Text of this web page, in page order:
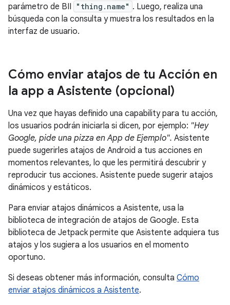
parámetro de BII
"thing.name" . Luego, realiza una
búsqueda con la consulta y muestra los resultados en la
interfaz de usuario.
Cómo enviar atajos de tu Acción en
la app a Asistente (opcional)
Una vez que hayas definido una capability para tu acción,
los usuarios podrán iniciarla si dicen, por ejemplo: "Hey
Google, pide una pizza en App de Ejemplo". Asistente
puede sugerirles atajos de Android a tus acciones en
momentos relevantes, lo que les permitirá descubrir y
reproducir tus acciones. Asistente puede sugerir atajos
dinámicos y estáticos.
Para enviar atajos dinámicos a Asistente, usa la
biblioteca de integración de atajos de Google. Esta
biblioteca de Jetpack permite que Asistente adquiera tus
atajos y los sugiera a los usuarios en el momento
oportuno.
Si deseas obtener más información, consulta Cómo
enviar atajos dinámicos a Asistente.